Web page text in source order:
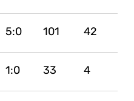
5:0 101 42
1:0 33 4